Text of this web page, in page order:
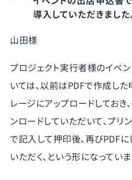
導入していただきました
山田様
プロジェクト実行者様のイベ
いては、以前はPDFで作成した
レージにアップロードしておき
ンロードしていただいて、プリ
で記入して押印後、再びPDFに
いただく、という形になっていま